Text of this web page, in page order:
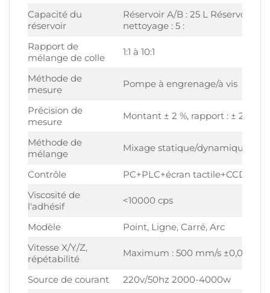
Capacité du
réservoir
Réservoir A/B : 25 L Réservoir de
nettoyage : 5 :
Rapport de
mélange de colle
1:1 à 10:1
Méthode de
mesure
Pompe à engrenage/à vis
Précision de
mesure
Montant ± 2 %, rapport : ± 2 %
Méthode de
mélange
Mixage statique/dynamique
Contrôle
PC+PLC+écran tactile+CCD
Viscosité de
l'adhésif
<10000 cps
Modèle
Point, Ligne, Carré, Arc
Vitesse X/Y/Z,
répétabilité
Maximum : 500 mm/s ±0,01 mm
Source de courant
220v/50hz 2000-4000w